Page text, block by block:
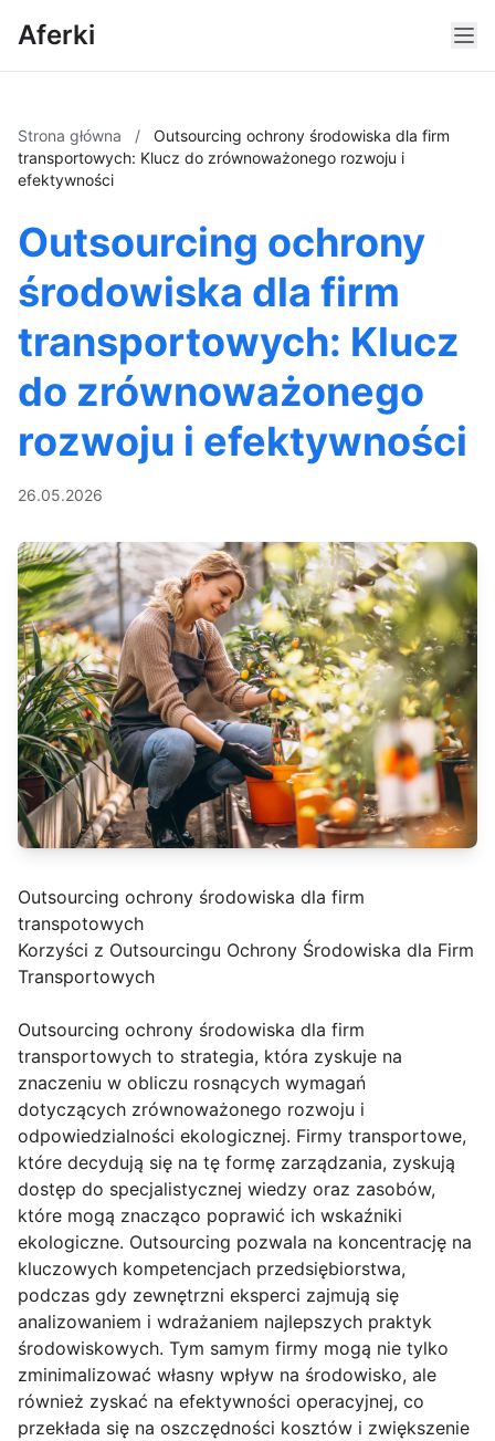
Aferki
Strona główna /
Outsourcing ochrony środowiska dla firm
transportowych: Klucz do zrównoważonego rozwoju i
efektywności
Outsourcing ochrony
środowiska dla firm
transportowych: Klucz
do zrównoważonego
rozwoju i efektywności
26.05.2026
Outsourcing ochrony środowiska dla firm
transpotowych
Korzyści z Outsourcingu Ochrony Środowiska dla Firm
Transportowych
Outsourcing ochrony środowiska dla firm
transportowych to strategia, która zyskuje na
znaczeniu w obliczu rosnących wymagań
dotyczących zrównoważonego rozwoju i
odpowiedzialności ekologicznej. Firmy transportowe,
które decydują się na tę formę zarządzania, zyskują
dostęp do specjalistycznej wiedzy oraz zasobów,
które mogą znacząco poprawić ich wskaźniki
ekologiczne. Outsourcing pozwala na koncentrację na
kluczowych kompetencjach przedsiębiorstwa,
podczas gdy zewnętrzni eksperci zajmują się
analizowaniem i wdrażaniem najlepszych praktyk
środowiskowych. Tym samym firmy mogą nie tylko
zminimalizować własny wpływ na środowisko, ale
również zyskać na efektywności operacyjnej, co
przekłada się na oszczędności kosztów i zwiększenie